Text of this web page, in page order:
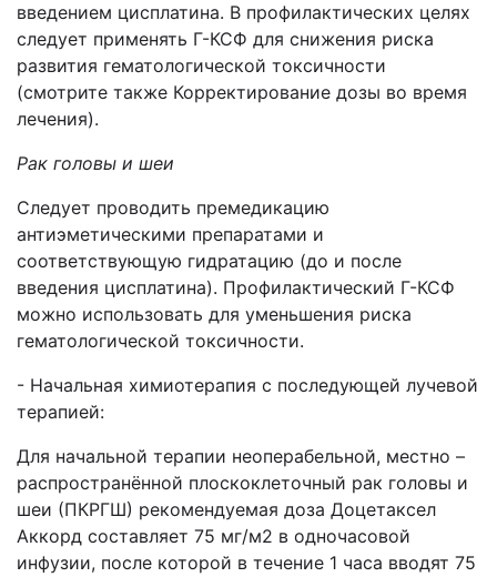
введением цисплатина. В профилактических целях
следует применять Г-КСФ для снижения риска
развития гематологической токсичности
(смотрите также Корректирование дозы во время
лечения).
Рак головы и шеи
Следует проводить премедикацию
антиэметическими препаратами и
соответствующую гидратацию (до и после
введения цисплатина). Профилактический Г-КСФ
можно использовать для уменьшения риска
гематологической токсичности.
- Начальная химиотерапия с последующей лучевой
терапией:
Для начальной терапии неоперабельной, местно –
распространённой плоскоклеточный рак головы и
шеи (ПКРГШ) рекомендуемая доза Доцетаксел
Аккорд составляет 75 мг/м2 в одночасовой
инфузии, после которой в течение 1 часа вводят 75